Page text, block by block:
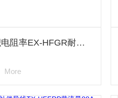
10*10体积电阻率EX-HFGR耐高温补偿导线
More